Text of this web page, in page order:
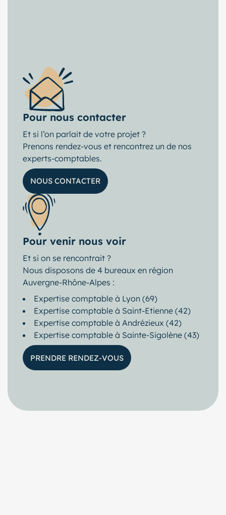
Pour nous contacter
Et si l’on parlait de votre projet ?
Prenons rendez-vous et rencontrez un de nos
experts-comptables.
NOUS CONTACTER
Pour venir nous voir
Et si on se rencontrait ?
Nous disposons de 4 bureaux en région
Auvergne-Rhône-Alpes :
Expertise comptable à Lyon (69)
Expertise comptable à Saint-Etienne (42)
Expertise comptable à Andrézieux (42)
Expertise comptable à Sainte-Sigolène (43)
PRENDRE RENDEZ-VOUS